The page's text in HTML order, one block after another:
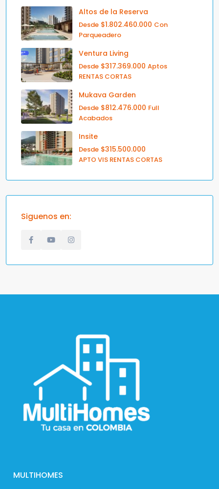
Altos de la Reserva
Desde $1.802.460.000 Con
Parqueadero
Ventura Living
Desde $317.369.000 Aptos
RENTAS CORTAS
Mukava Garden
Desde $812.476.000 Full
Acabados
Insite
Desde $315.500.000
APTO VIS RENTAS CORTAS
Siguenos en:
MULTIHOMES